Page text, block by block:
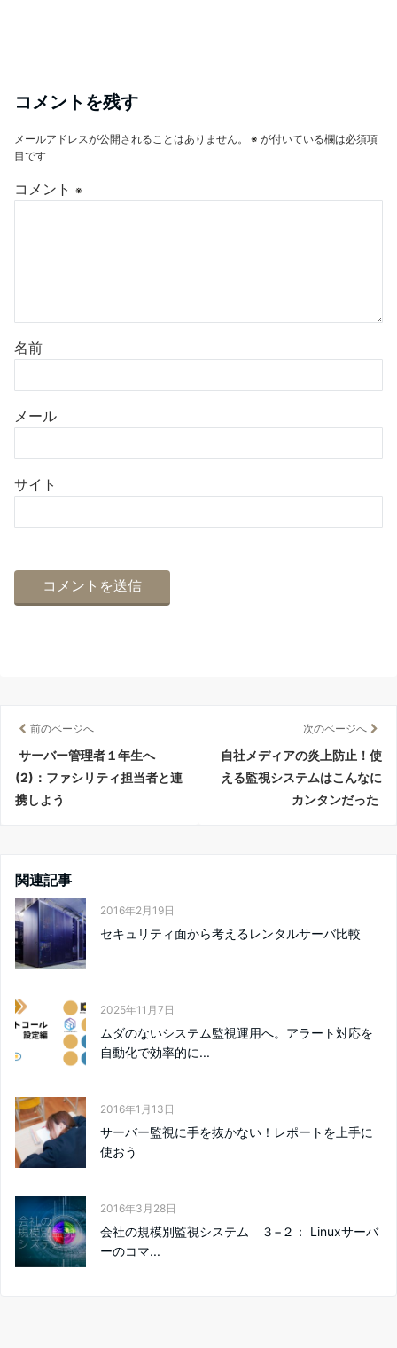
コメントを残す
メールアドレスが公開されることはありません。 ※ が付いている欄は必須項
目です
コメント ※
名前
メール
サイト
前のページへ
サーバー管理者１年生へ
(2)：ファシリティ担当者と連
携しよう
次のページへ
自社メディアの炎上防止！使
える監視システムはこんなに
カンタンだった
関連記事
2016年2月19日
セキュリティ面から考えるレンタルサーバ比較
2025年11月7日
ムダのないシステム監視運用へ。アラート対応を
自動化で効率的に...
2016年1月13日
サーバー監視に手を抜かない！レポートを上手に
使おう
2016年3月28日
会社の規模別監視システム ３−２： Linuxサーバ
ーのコマ...